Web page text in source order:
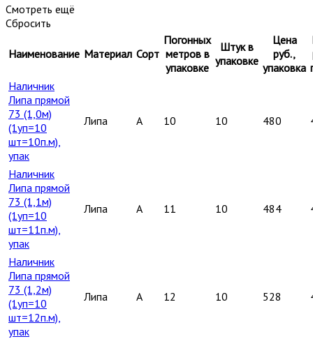
Смотреть ещё
Сбросить
Наименование Материал Сорт
Погонных
метров в
упаковке
Штук в
упаковке
Цена
руб.,
упаковка
Наличник
Липа прямой
73 (1,0м)
(1уп=10
шт=10п.м),
упак
Липа A 10 10 480
Наличник
Липа прямой
73 (1,1м)
(1уп=10
шт=11п.м),
упак
Липа A 11 10 484
Наличник
Липа прямой
73 (1,2м)
(1уп=10
шт=12п.м),
упак
Липа A 12 10 528